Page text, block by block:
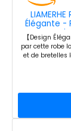
Élégante -
sans
Taille
【Design
par cette robe
et de bretelles
chic et sa
élastique,
tout en
allonge
féminine,